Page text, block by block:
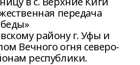
передача
району г. Уфы и
Вечного огня северо-
республики.